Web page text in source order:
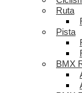
Ruta
Pista
BMX